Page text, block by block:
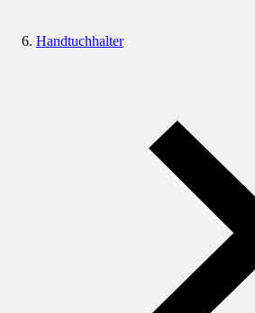
Handtuchhalter